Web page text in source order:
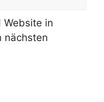
Website in
nächsten